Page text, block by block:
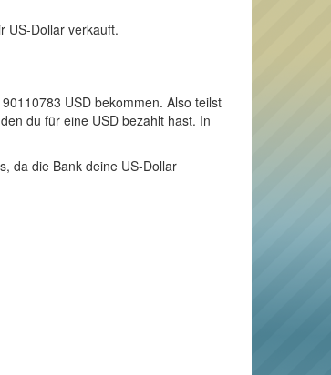
US-Dollar verkauft.
USD bekommen. Also teilst
du für eine USD bezahlt hast. In
da die Bank deine US-Dollar